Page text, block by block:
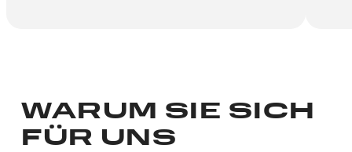
WARUM SIE SICH
FÜR UNS